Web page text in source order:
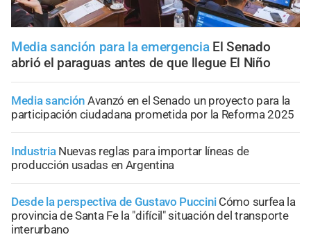
Media sanción para la emergencia El Senado
abrió el paraguas antes de que llegue El Niño
Media sanción Avanzó en el Senado un proyecto para la
participación ciudadana prometida por la Reforma 2025
Industria Nuevas reglas para importar líneas de
producción usadas en Argentina
Desde la perspectiva de Gustavo Puccini Cómo surfea la
provincia de Santa Fe la "difícil" situación del transporte
interurbano